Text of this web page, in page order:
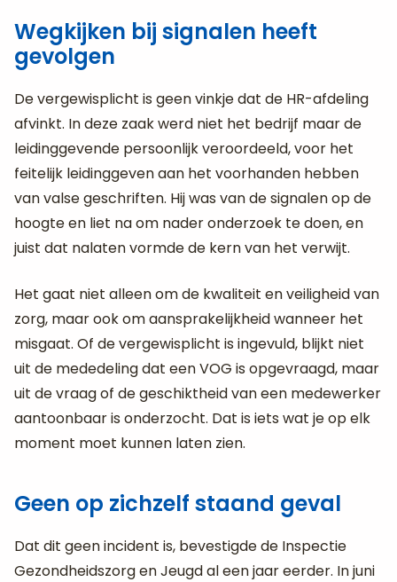
Wegkijken bij signalen heeft
gevolgen
De vergewisplicht is geen vinkje dat de HR-afdeling
afvinkt. In deze zaak werd niet het bedrijf maar de
leidinggevende persoonlijk veroordeeld, voor het
feitelijk leidinggeven aan het voorhanden hebben
van valse geschriften. Hij was van de signalen op de
hoogte en liet na om nader onderzoek te doen, en
juist dat nalaten vormde de kern van het verwijt.
Het gaat niet alleen om de kwaliteit en veiligheid van
zorg, maar ook om aansprakelijkheid wanneer het
misgaat. Of de vergewisplicht is ingevuld, blijkt niet
uit de mededeling dat een VOG is opgevraagd, maar
uit de vraag of de geschiktheid van een medewerker
aantoonbaar is onderzocht. Dat is iets wat je op elk
moment moet kunnen laten zien.
Geen op zichzelf staand geval
Dat dit geen incident is, bevestigde de Inspectie
Gezondheidszorg en Jeugd al een jaar eerder. In juni